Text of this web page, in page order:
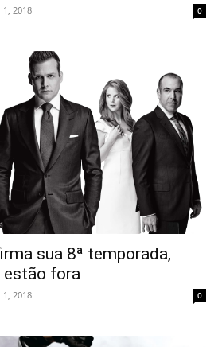
2018 0
sua 8ª temporada,
estão fora
2018 0